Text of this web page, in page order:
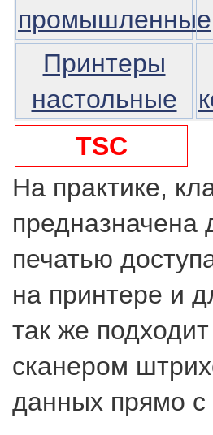
промышленные
Принтеры
настольные
TSC
На практике,
предназначена
печатью
на принтере и
так же
сканером
данных прямо с